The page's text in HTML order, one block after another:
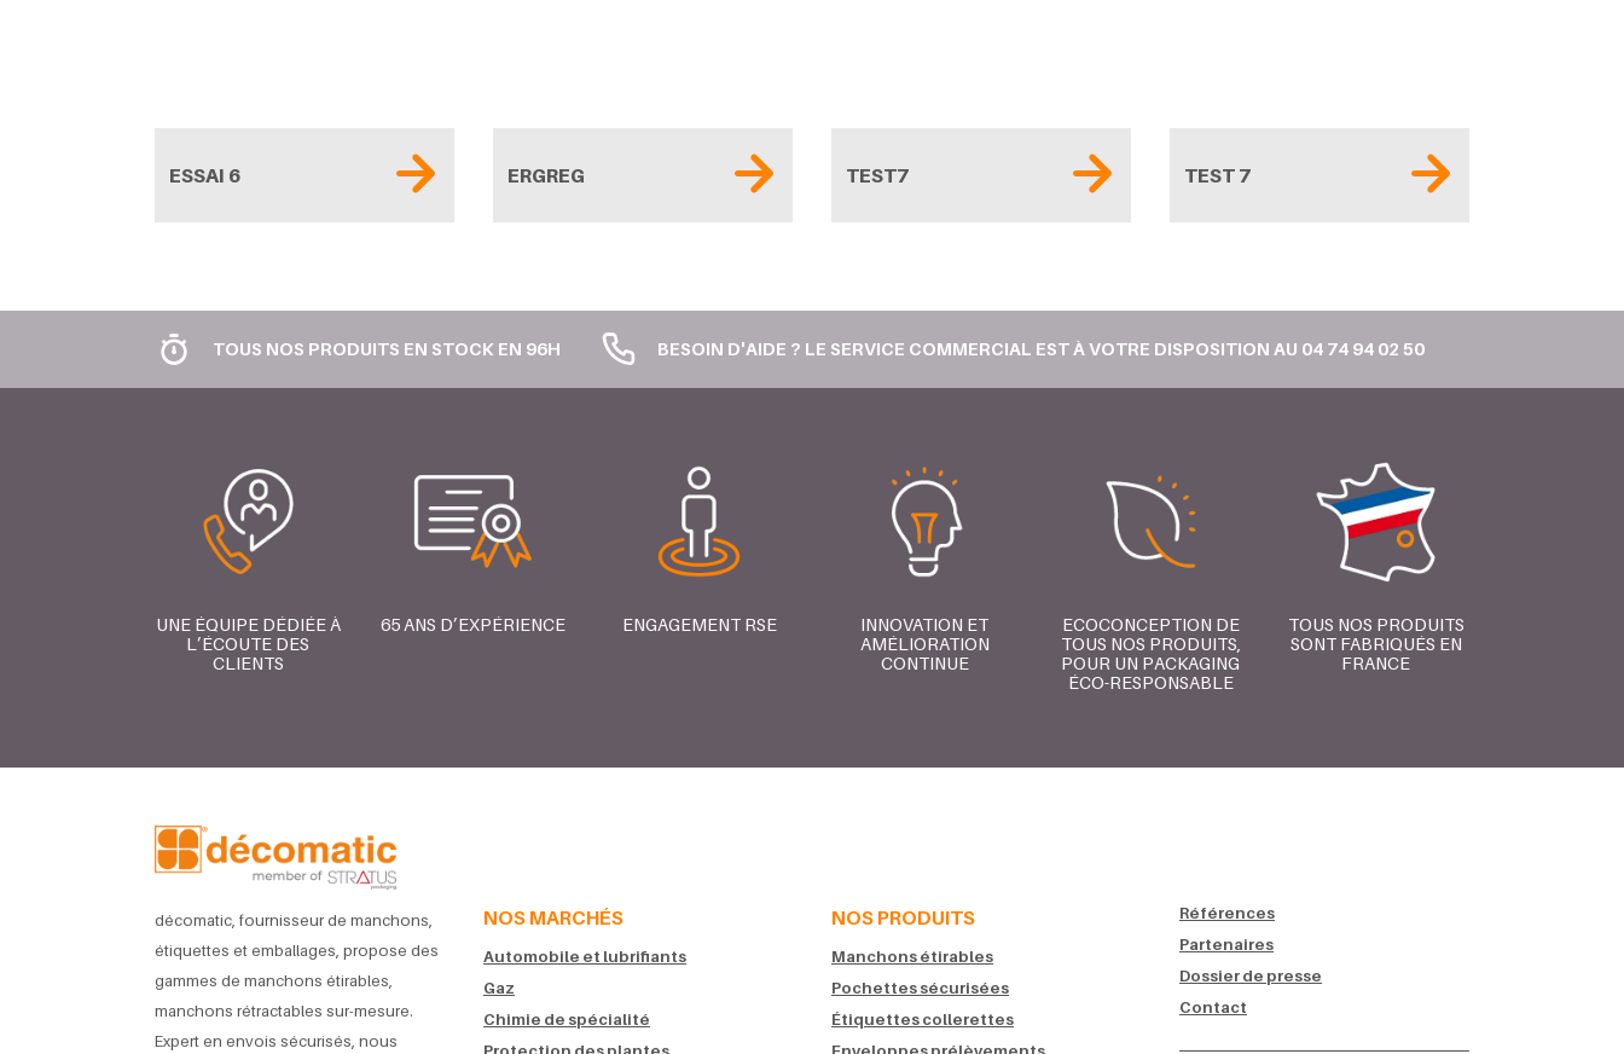
ESSAI 6 ERGREG TEST7 TEST 7
TOUS NOS PRODUITS EN STOCK EN 96H BESOIN D'AIDE ? LE SERVICE COMMERCIAL EST À VOTRE DISPOSITION AU 04 74 94 02 50
UNE ÉQUIPE DÉDIÉE À
L’ÉCOUTE DES
CLIENTS
65 ANS D’EXPÉRIENCE ENGAGEMENT RSE
INNOVATION ET
AMÉLIORATION
CONTINUE
ECOCONCEPTION DE
TOUS NOS PRODUITS,
POUR UN PACKAGING
ÉCO-RESPONSABLE
TOUS NOS PRODUITS
SONT FABRIQUÉS EN
FRANCE
décomatic, fournisseur de manchons,
étiquettes et emballages, propose des
gammes de manchons étirables,
manchons rétractables sur-mesure.
Expert en envois sécurisés, nous
NOS MARCHÉS
Automobile et lubrifiants
Gaz
Chimie de spécialité
NOS PRODUITS
Manchons étirables
Pochettes sécurisées
Étiquettes collerettes
Références
Partenaires
Dossier de presse
Contact